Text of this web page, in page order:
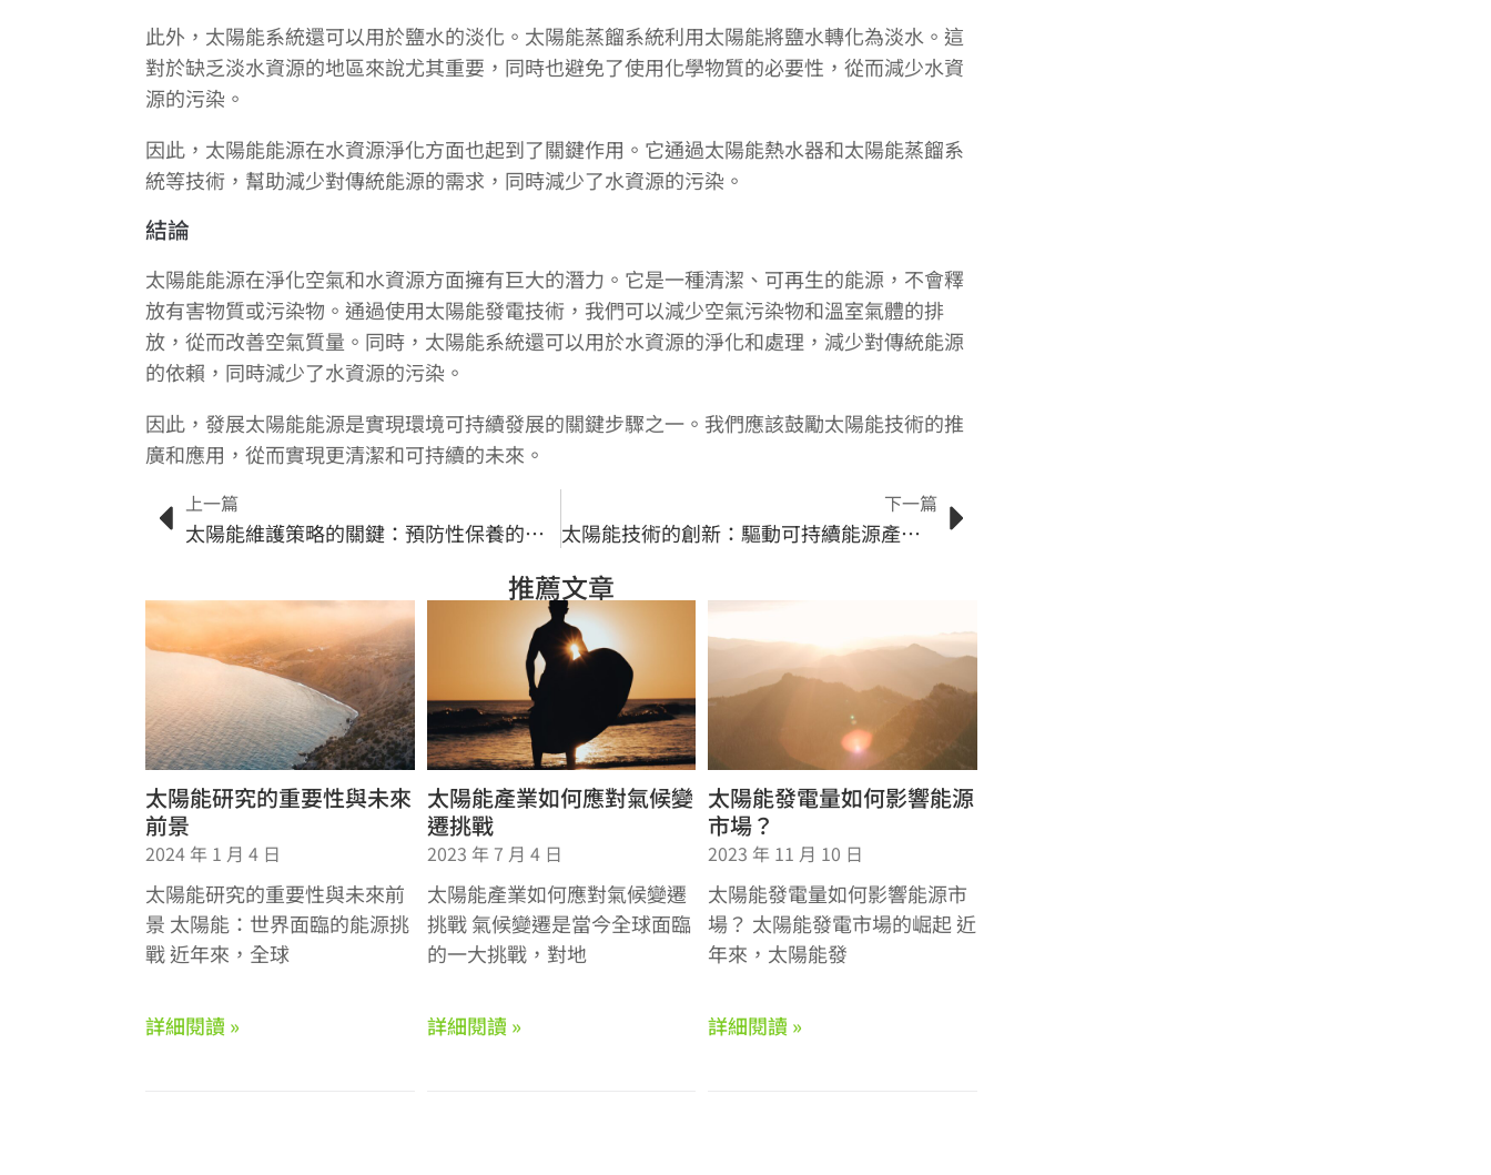
此外，太陽能系統還可以用於鹽水的淡化。太陽能蒸餾系統利用太陽能將鹽水轉化為淡水。這
對於缺乏淡水資源的地區來說尤其重要，同時也避免了使用化學物質的必要性，從而減少水資
源的污染。
因此，太陽能能源在水資源淨化方面也起到了關鍵作用。它通過太陽能熱水器和太陽能蒸餾系
統等技術，幫助減少對傳統能源的需求，同時減少了水資源的污染。
結論
太陽能能源在淨化空氣和水資源方面擁有巨大的潛力。它是一種清潔、可再生的能源，不會釋
放有害物質或污染物。通過使用太陽能發電技術，我們可以減少空氣污染物和溫室氣體的排
放，從而改善空氣質量。同時，太陽能系統還可以用於水資源的淨化和處理，減少對傳統能源
的依賴，同時減少了水資源的污染。
因此，發展太陽能能源是實現環境可持續發展的關鍵步驟之一。我們應該鼓勵太陽能技術的推
廣和應用，從而實現更清潔和可持續的未來。
上一篇
太陽能維護策略的關鍵：預防性保養的重要性
下一篇
太陽能技術的創新：驅動可持續能源產業的發展
推薦文章
太陽能研究的重要性與未來
前景
2024 年 1 月 4 日
太陽能研究的重要性與未來前
景 太陽能：世界面臨的能源挑
戰 近年來，全球
詳細閱讀 »
太陽能產業如何應對氣候變
遷挑戰
2023 年 7 月 4 日
太陽能產業如何應對氣候變遷
挑戰 氣候變遷是當今全球面臨
的一大挑戰，對地
詳細閱讀 »
太陽能發電量如何影響能源
市場？
2023 年 11 月 10 日
太陽能發電量如何影響能源市
場？ 太陽能發電市場的崛起 近
年來，太陽能發
詳細閱讀 »